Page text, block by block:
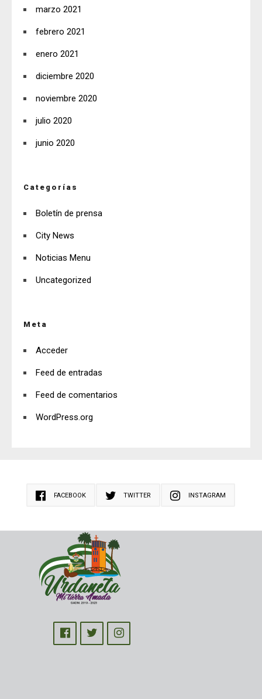
marzo 2021
febrero 2021
enero 2021
diciembre 2020
noviembre 2020
julio 2020
junio 2020
Categorías
Boletín de prensa
City News
Noticias Menu
Uncategorized
Meta
Acceder
Feed de entradas
Feed de comentarios
WordPress.org
FACEBOOK TWITTER INSTAGRAM